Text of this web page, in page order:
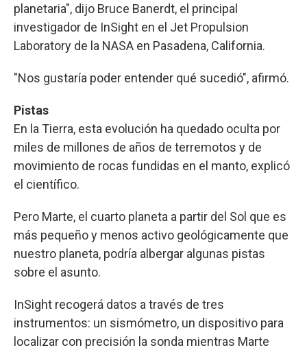
planetaria", dijo Bruce Banerdt, el principal
investigador de InSight en el Jet Propulsion
Laboratory de la NASA en Pasadena, California.
"Nos gustaría poder entender qué sucedió", afirmó.
Pistas
En la Tierra, esta evolución ha quedado oculta por
miles de millones de años de terremotos y de
movimiento de rocas fundidas en el manto, explicó
el científico.
Pero Marte, el cuarto planeta a partir del Sol que es
más pequeño y menos activo geológicamente que
nuestro planeta, podría albergar algunas pistas
sobre el asunto.
InSight recogerá datos a través de tres
instrumentos: un sismómetro, un dispositivo para
localizar con precisión la sonda mientras Marte